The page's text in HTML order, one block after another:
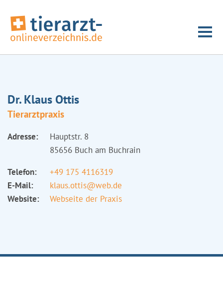
Dr. Klaus Ottis
Tierarztpraxis
Adresse:
Hauptstr. 8
85656 Buch am Buchrain
Telefon:
+49 175 4116319
E-Mail:
klaus.ottis@web.de
Website:
Webseite der Praxis